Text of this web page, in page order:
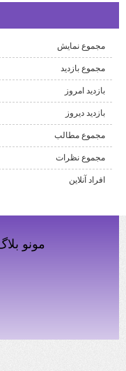
مجموع نمایش‌
مجموع بازدید
بازدید امروز
بازدید دیروز
مجموع مطالب
مجموع نظرات
افراد آنلاین
مونو بلاگ